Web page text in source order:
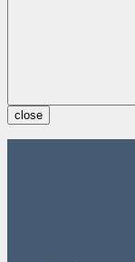
close